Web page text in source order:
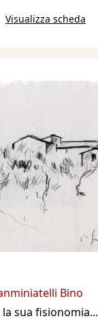
Visualizza scheda
Bino
sua fisionomia...